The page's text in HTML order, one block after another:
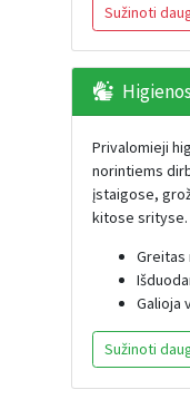
Sužinoti
Privalomieji
norintiems
įstaigose,
kitose srityse.
Greitas
Galioja
Sužinoti